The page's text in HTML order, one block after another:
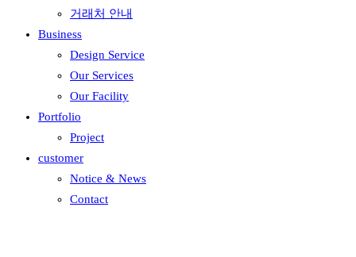
거래처 안내
Business
Design Service
Our Services
Our Facility
Portfolio
Project
customer
Notice & News
Contact